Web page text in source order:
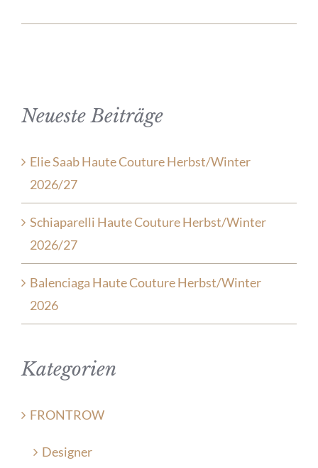
Neueste Beiträge
Elie Saab Haute Couture Herbst/Winter
2026/27
Schiaparelli Haute Couture Herbst/Winter
2026/27
Balenciaga Haute Couture Herbst/Winter
2026
Kategorien
FRONTROW
Designer